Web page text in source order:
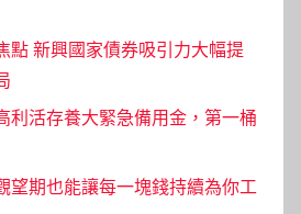
點 新興國家債券吸引力大幅提
利活存養大緊急備用金，第一桶
望期也能讓每一塊錢持續為你工